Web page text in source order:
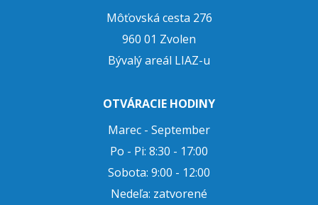
Môťovská cesta 276
960 01 Zvolen
Bývalý areál LIAZ-u
OTVÁRACIE HODINY
Marec - September
Po - Pi: 8:30 - 17:00
Sobota: 9:00 - 12:00
Nedeľa: zatvorené